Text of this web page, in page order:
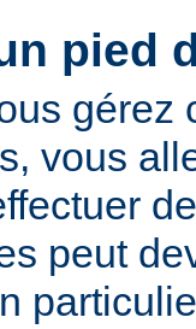
pied
gérez
vous
peut